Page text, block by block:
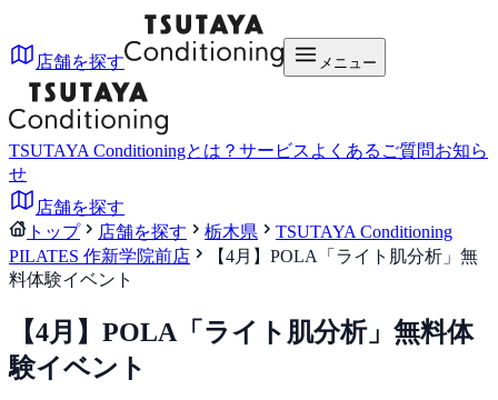
店舗を探す メニュー
TSUTAYA Conditioningとは？ サービス よくあるご質問お知ら
せ
店舗を探す
トップ
店舗を探す 栃木県
TSUTAYA Conditioning
PILATES 作新学院前店
【4月】POLA「ライト肌分析」無
料体験イベント
【4月】POLA「ライト肌分析」無料体
験イベント